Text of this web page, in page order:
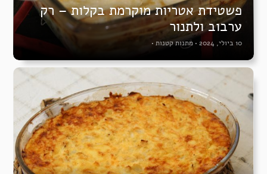
פשטידת אטריות מוקרמת בקלות – רק
ערבוב ולתנור
10 ביולי, 2024 • מתנות קטנות •